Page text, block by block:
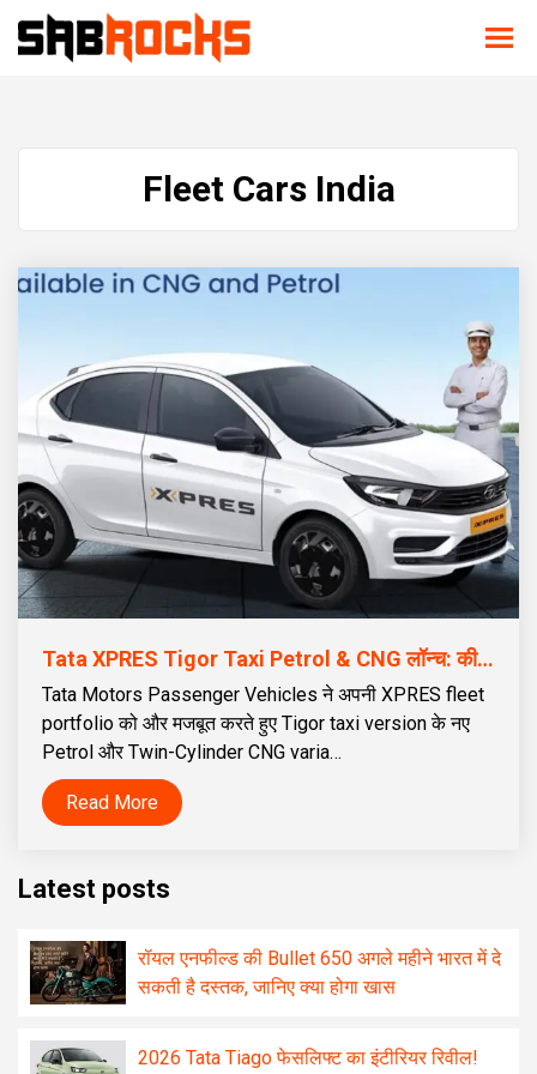
Fleet Cars India
Tata XPRES Tigor Taxi Petrol & CNG लॉन्च: कीमत ₹5.59 लाख से शुरू | 70L Twin Cylinder CNG टैंक
Tata Motors Passenger Vehicles ने अपनी XPRES fleet
portfolio को और मजबूत करते हुए Tigor taxi version के नए
Petrol और Twin-Cylinder CNG varia…
Read More
Latest posts
रॉयल एनफील्ड की Bullet 650 अगले महीने भारत में दे
सकती है दस्तक, जानिए क्या होगा खास
2026 Tata Tiago फेसलिफ्ट का इंटीरियर रिवील!